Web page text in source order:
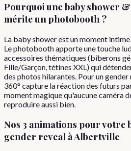
Pourquoiune baby shower
mérite un photobooth ?
La baby shower est un moment
Le photobooth apporte une touche
accessoires thématiques (biberons
Fille/Garçon, tétines XXL) qui
des photos hilarantes. Pour un
360° capture la réaction des futurs
moment magique qu'aucune caméra
reproduire aussi bien.
Nos 3 animations pour votre
gender reveal à Albertville